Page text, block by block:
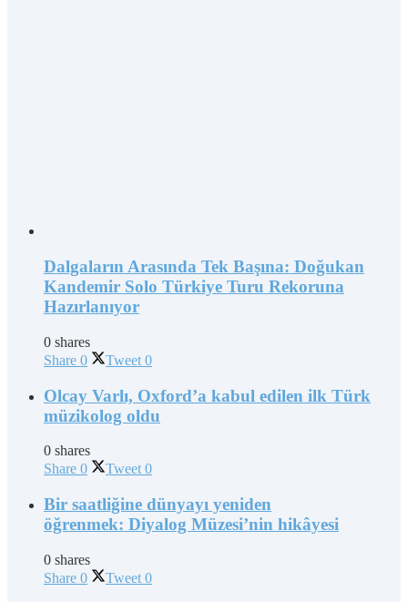
Dalgaların Arasında Tek Başına: Doğukan
Kandemir Solo Türkiye Turu Rekoruna
Hazırlanıyor
0 shares
Share 0 Tweet 0
Olcay Varlı, Oxford’a kabul edilen ilk Türk
müzikolog oldu
0 shares
Share 0 Tweet 0
Bir saatliğine dünyayı yeniden
öğrenmek: Diyalog Müzesi’nin hikâyesi
0 shares
Share 0 Tweet 0